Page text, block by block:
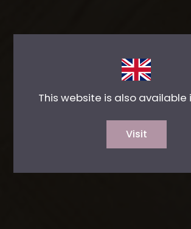
This website is also available
Visit